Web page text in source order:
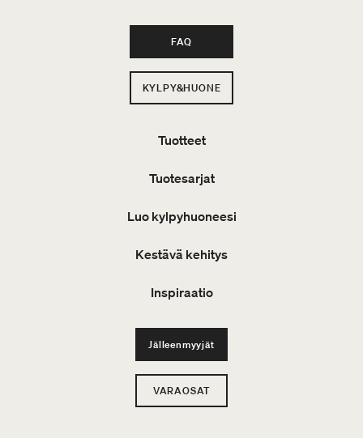
FAQ
KYLPY&HUONE
Tuotteet
Tuotesarjat
Luo kylpyhuoneesi
Kestävä kehitys
Inspiraatio
Jälleenmyyjät
VARAOSAT